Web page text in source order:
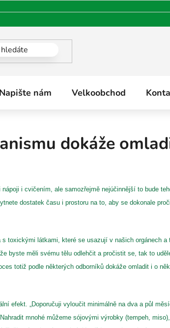
Napište nám Velkoobchod
dokáže
i cvičením, ale samozřejmě nejúčinnější to bude
dostatek času i prostoru na to, aby se dokonale
toxickými látkami, které se usazují v našich orgánech
byste měli svému tělu odlehčit a pročistit se, tak to
totiž podle některých odborníků dokáže omladit i o
efekt. „Doporučuji vyloučit minimálně na dva a půl
mnohé můžeme sójovými výrobky (tempeh,